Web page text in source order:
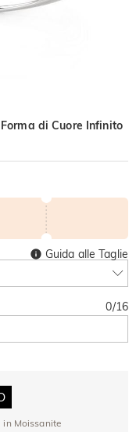
di Cuore Infinito
Guida alle Taglie
0/16
Moissanite